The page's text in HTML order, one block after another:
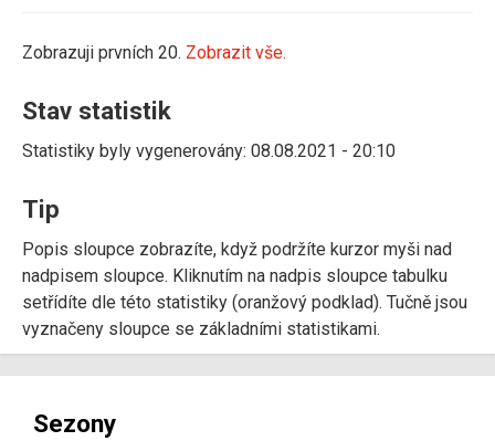
Zobrazuji prvních 20. Zobrazit vše.
Stav statistik
Statistiky byly vygenerovány: 08.08.2021 - 20:10
Tip
Popis sloupce zobrazíte, když podržíte kurzor myši nad
nadpisem sloupce. Kliknutím na nadpis sloupce tabulku
setřídíte dle této statistiky (oranžový podklad). Tučně jsou
vyznačeny sloupce se základními statistikami.
Sezony